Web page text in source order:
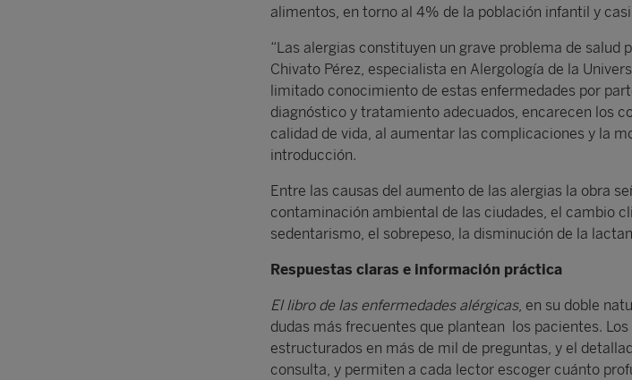
alimentos, en torno al 4% de la población infantil y
“Las alergias constituyen un grave problema de salud
Chivato Pérez, especialista en Alergología de la
limitado conocimiento de estas enfermedades por
diagnóstico y tratamiento adecuados, encarecen los
calidad de vida, al aumentar las complicaciones y la
introducción.
Entre las causas del aumento de las alergias la obra
contaminación ambiental de las ciudades, el cambio
sedentarismo, el sobrepeso, la disminución de la
Respuestas claras e información práctica
El libro de las enfermedades alérgicas, en su doble
dudas más frecuentes que plantean los pacientes. Los
estructurados en más de mil de preguntas, y el
consulta, y permiten a cada lector escoger cuánto